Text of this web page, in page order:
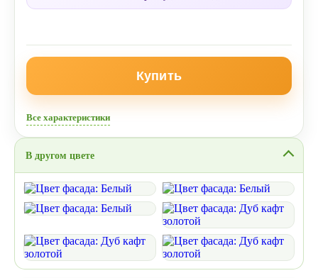
Купить
Все характеристики
В другом цвете